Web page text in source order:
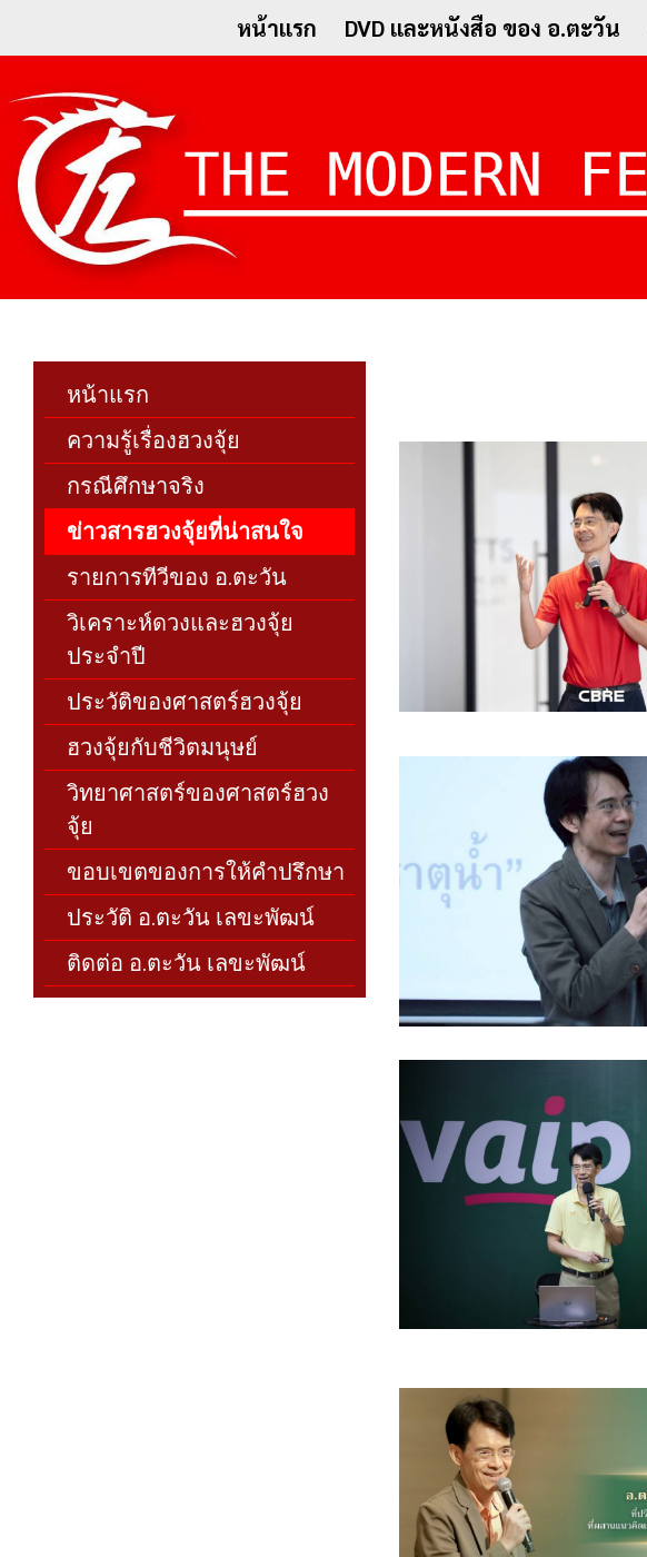
หน้าแรก DVD และหนังสือ ของ อ.ตะวัน
หน้าแรก
ความรู้เรื่องฮวงจุ้ย
กรณีศึกษาจริง
ข่าวสารฮวงจุ้ยที่น่าสนใจ
รายการทีวีของ อ.ตะวัน
วิเคราะห์ดวงและฮวงจุ้ย
ประจำปี
ประวัติของศาสตร์ฮวงจุ้ย
ฮวงจุ้ยกับชีวิตมนุษย์
วิทยาศาสตร์ของศาสตร์ฮวง
จุ้ย
ขอบเขตของการให้คำปรึกษา
ประวัติ อ.ตะวัน เลขะพัฒน์
ติดต่อ อ.ตะวัน เลขะพัฒน์